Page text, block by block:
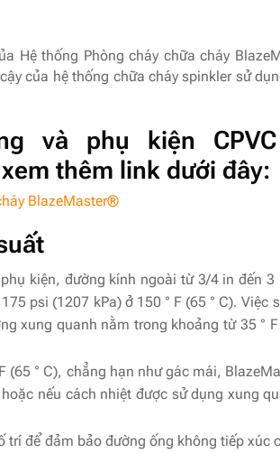
Hệ thống Phòng cháy chữa cháy
của hệ thống chữa cháy spinkler sử
và phụ kiện
thêm link dưới đây:
BlazeMaster®
kiện, đường kính ngoài từ 3/4 in đến
psi (1207 kPa) ở 150 ° F (65 ° C). Việc
xung quanh nằm trong khoảng từ 35 ° F
(65 ° C), chẳng hạn như gác mái,
nếu cách nhiệt được sử dụng xung
trí để đảm bảo đường ống không tiếp xúc